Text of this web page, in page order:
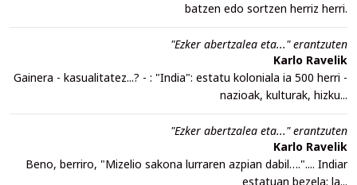
batzen edo sortzen herriz herri.
"Ezker abertzalea eta..." erantzuten
Karlo Ravelik
Gainera - kasualitatez...? - : "India": estatu koloniala ia 500 herri -
nazioak, kulturak, hizku...
"Ezker abertzalea eta..." erantzuten
Karlo Ravelik
Beno, berriro, "Mizelio sakona lurraren azpian dabil….".... Indiar
estatuan bezela: la...